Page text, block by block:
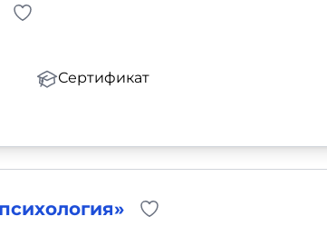
Сертификат